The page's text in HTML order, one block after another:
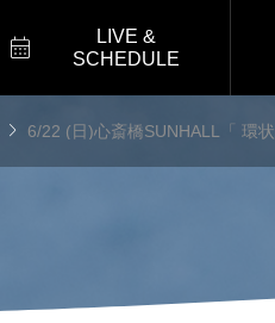

LIVE &
SCHEDULE
 6/22 (日)心斎橋SUNHALL「 環